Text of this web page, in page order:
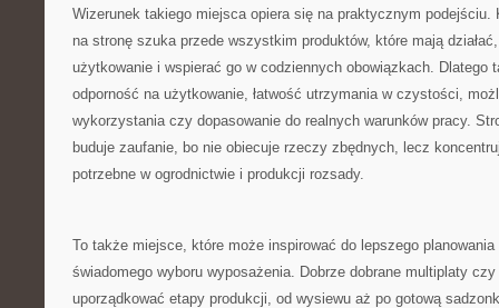
Wizerunek takiego miejsca opiera się na praktycznym
na stronę szuka przede wszystkim produktów, które mają
użytkowanie i wspierać go w codziennych obowiązkach. Dlatego
odporność na użytkowanie, łatwość utrzymania w czystości,
wykorzystania czy dopasowanie do realnych warunków pracy.
buduje zaufanie, bo nie obiecuje rzeczy zbędnych, lecz
potrzebne w ogrodnictwie i produkcji rozsady.
To także miejsce, które może inspirować do lepszego
świadomego wyboru wyposażenia. Dobrze dobrane multiplaty
uporządkować etapy produkcji, od wysiewu aż po gotową